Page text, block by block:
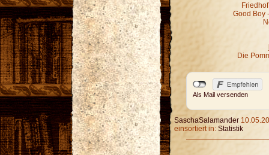
Good Boy
Die
Als Mail versenden
SaschaSalamander
einsortiert in: Statistik